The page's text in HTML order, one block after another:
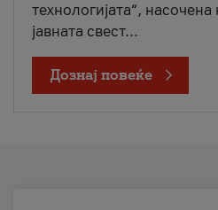
технологијата“,
јавната свест...
Дознај повеќе